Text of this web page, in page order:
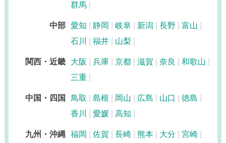
群馬
中部 愛知 静岡 岐阜 新潟 長野
富山
石川
福井 山梨
関西・近畿 大阪 兵庫 京都 滋賀 奈良
和歌山
三重
中国・四国 鳥取 島根 岡山 広島 山口
徳島
香川
愛媛 高知
九州・沖縄 福岡 佐賀 長崎 熊本 大分 宮崎